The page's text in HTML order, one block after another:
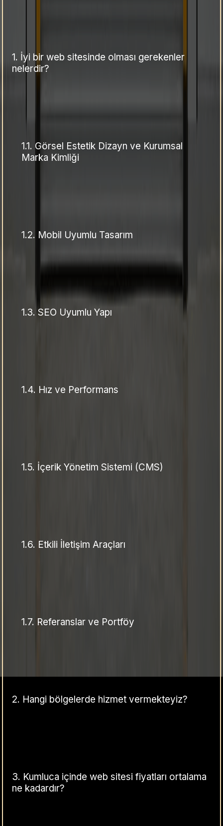
1. İyi bir web sitesinde olması gerekenler
nelerdir?
1.1. Görsel Estetik Dizayn ve Kurumsal
Marka Kimliği
1.2. Mobil Uyumlu Tasarım
1.3.SEO Uyumlu Yapı
1.4. Hız ve Performans
1.5. İçerik Yönetim Sistemi (CMS)
1.6. Etkili İletişim Araçları
1.7. Referanslar ve Portföy
2. Hangi bölgelerde hizmet vermekteyiz?
3. Kumluca içinde web sitesi fiyatları ortalama
ne kadardır?